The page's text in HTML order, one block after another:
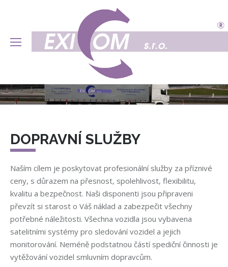
DOPRAVNÍ SLUŽBY
Naším cílem je poskytovat profesionální služby za příznivé
ceny, s důrazem na přesnost, spolehlivost, flexibilitu,
kvalitu a bezpečnost. Naši disponenti jsou připraveni
převzít si starost o Váš náklad a zabezpečit všechny
potřebné náležitosti. Všechna vozidla jsou vybavena
satelitními systémy pro sledování vozidel a jejich
monitorování. Neméně podstatnou částí spediční činnosti je
vytěžování vozidel smluvním dopravcům.